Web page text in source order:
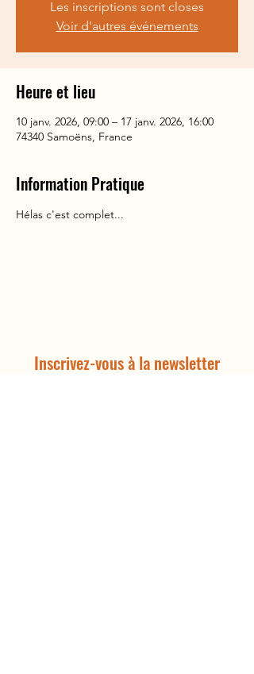
Les inscriptions sont closes
Voir d'autres événements
Heure et lieu
10 janv. 2026, 09:00 – 17 janv. 2026, 16:00
74340 Samoëns, France
Information Pratique
Hélas c'est complet...
Inscrivez-vous à la newsletter